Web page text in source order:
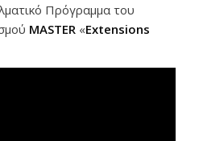
Πρόγραμμα του
MASTER «Extensions